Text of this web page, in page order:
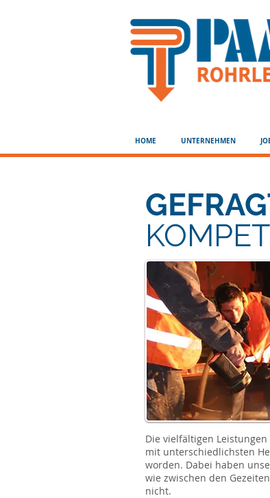
HOME UNTERNEHMEN
Die vielfältigen Leistungen
mit unterschiedlichsten
worden. Dabei haben
wie zwischen den
nicht.